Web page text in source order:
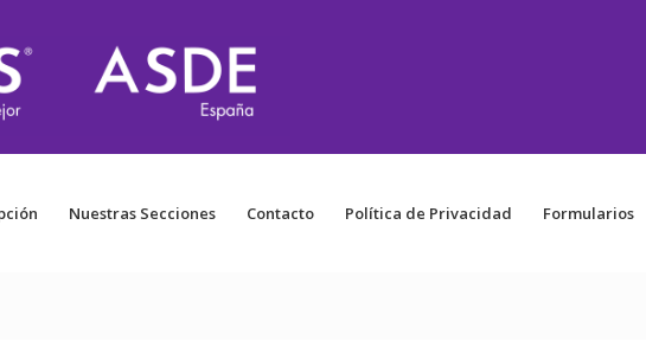
Nuestras Secciones Contacto Política de Privacidad Formularios